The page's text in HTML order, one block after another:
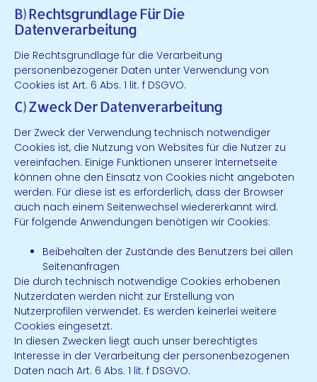
B) Rechtsgrundlage Für Die
Datenverarbeitung
Die Rechtsgrundlage für die Verarbeitung
personenbezogener Daten unter Verwendung von
Cookies ist Art. 6 Abs. 1 lit. f DSGVO.
C) Zweck Der Datenverarbeitung
Der Zweck der Verwendung technisch notwendiger
Cookies ist, die Nutzung von Websites für die Nutzer zu
vereinfachen. Einige Funktionen unserer Internetseite
können ohne den Einsatz von Cookies nicht angeboten
werden. Für diese ist es erforderlich, dass der Browser
auch nach einem Seitenwechsel wiedererkannt wird.
Für folgende Anwendungen benötigen wir Cookies:
Beibehalten der Zustände des Benutzers bei allen
Seitenanfragen
Die durch technisch notwendige Cookies erhobenen
Nutzerdaten werden nicht zur Erstellung von
Nutzerprofilen verwendet. Es werden keinerlei weitere
Cookies eingesetzt.
In diesen Zwecken liegt auch unser berechtigtes
Interesse in der Verarbeitung der personenbezogenen
Daten nach Art. 6 Abs. 1 lit. f DSGVO.